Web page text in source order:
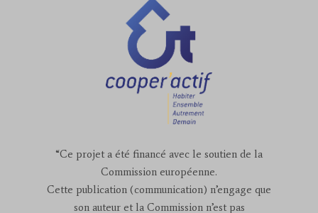
“Ce projet a été financé avec le soutien de la
Commission européenne.
Cette publication (communication) n’engage que
son auteur et la Commission n’est pas